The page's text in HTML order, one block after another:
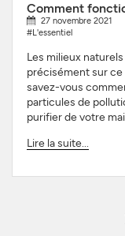
Comment
27 novembre 2021
#L'essentiel
Les milieux
précisément sur ce
savez-vous
particules de
purifier de votre
Lire la suite...